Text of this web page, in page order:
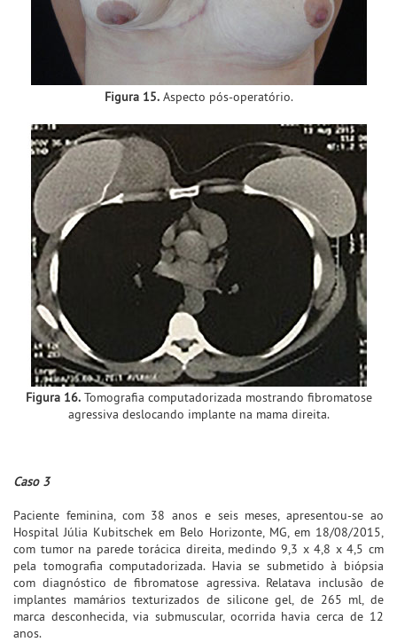
Figura 15.Aspecto pós-operatório.
Figura 16.Tomografia computadorizada mostrando fibromatose
agressiva deslocando implante na mama direita.
Caso 3
Paciente feminina, com 38 anos e seis meses, apresentou-se ao
Hospital Júlia Kubitschek em Belo Horizonte, MG, em 18/08/2015,
com tumor na parede torácica direita, medindo 9,3 x 4,8 x 4,5 cm
pela tomografia computadorizada. Havia se submetido à biópsia
com diagnóstico de fibromatose agressiva. Relatava inclusão de
implantes mamários texturizados de silicone gel, de 265 ml, de
marca desconhecida, via submuscular, ocorrida havia cerca de 12
anos.